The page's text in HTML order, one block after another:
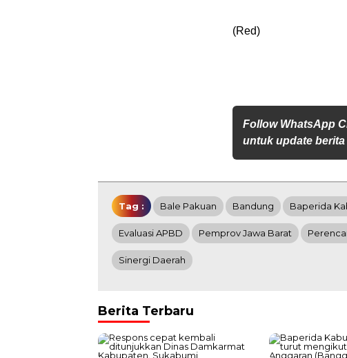
(Red)
Follow WhatsApp
untuk update
Tag : Bale Pakuan Bandung Baperida
Evaluasi APBD Pemprov Jawa Barat
Sinergi Daerah
Berita Terbaru